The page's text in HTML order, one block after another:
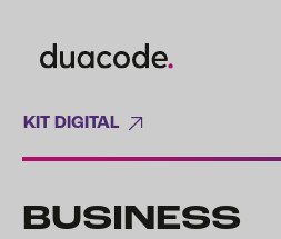
KIT DIGITAL
BUSINESS